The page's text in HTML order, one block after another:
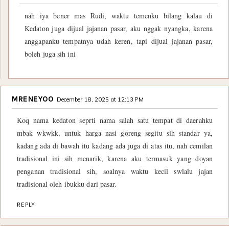
nah iya bener mas Rudi, waktu temenku bilang kalau di
Kedaton juga dijual jajanan pasar, aku nggak nyangka, karena
anggapanku tempatnya udah keren, tapi dijual jajanan pasar,
boleh juga sih ini
MRENEYOO December 18, 2025 at 12:13 PM
Koq nama kedaton seprti nama salah satu tempat di daerahku
mbak wkwkk, untuk harga nasi goreng segitu sih standar ya,
kadang ada di bawah itu kadang ada juga di atas itu, nah cemilan
tradisional ini sih menarik, karena aku termasuk yang doyan
penganan tradisional sih, soalnya waktu kecil swlalu jajan
tradisional oleh ibukku dari pasar.
REPLY